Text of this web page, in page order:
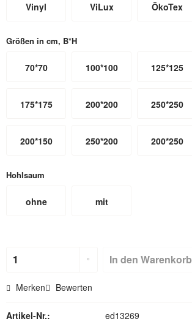
Vinyl ViLux ÖkoTex
Größen in cm, B*H
70*70 100*100 125*125
175*175 200*200 250*250
200*150 250*200 200*250
Hohlsaum
ohne
mit
In den Warenkorb
Merken Bewerten
Artikel-Nr.: ed13269